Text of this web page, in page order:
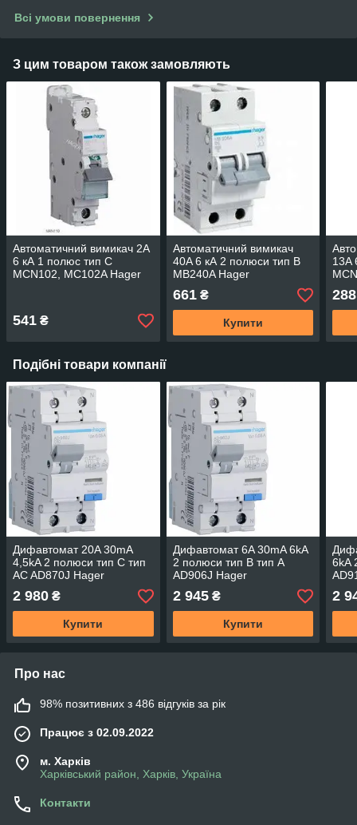
Всі умови повернення
З цим товаром також замовляють
Автоматичний вимикач 2A
6 кА 1 полюс тип C
MCN102, MC102A Hager
541 ₴
Автоматичний вимикач
40A 6 кА 2 полюси тип B
MB240A Hager
661₴
Купити
13A
288
Подібні товари компанії
Дифавтомат 20A 30mA
4,5kA 2 полюси тип C тип
AC AD870J Hager
2 980 ₴
Купити
Дифавтомат 6A 30mA 6kA
2 полюси тип B тип A
AD906J Hager
2 945₴
Купити
6kA
2
Про нас
98% позитивних з 486 відгуків за рік
Працює з 02.09.2022
м. Харків
Харківський район, Харків, Україна
Контакти